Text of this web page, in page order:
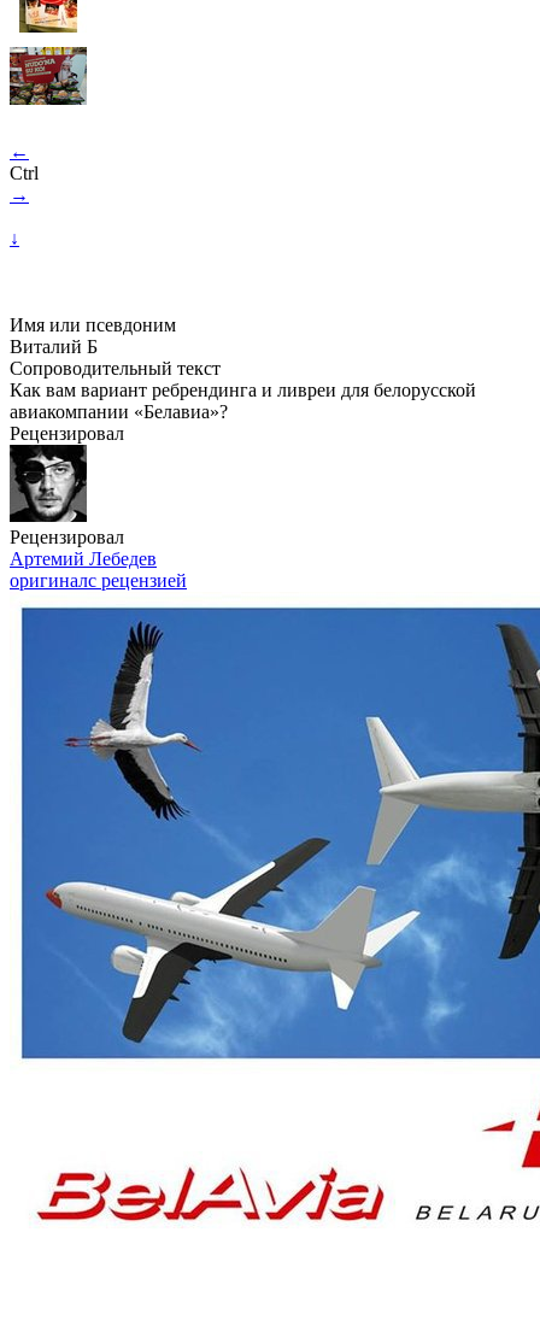
←
Ctrl
→
↓
Имя или псевдоним
Виталий Б
Сопроводительный текст
Как вам вариант ребрендинга и ливреи для белорусской
авиакомпании «Белавиа»?
Рецензировал
Рецензировал
Артемий Лебедев
оригиналс рецензией